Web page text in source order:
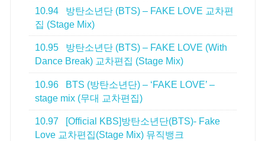
10.94
방탄소년단 (BTS) – FAKE LOVE 교차편
집 (Stage Mix)
10.95
방탄소년단 (BTS) – FAKE LOVE (With
Dance Break) 교차편집 (Stage Mix)
10.96
BTS (방탄소년단) – ‘FAKE LOVE’ –
stage mix (무대 교차편집)
10.97
[Official KBS]방탄소년단(BTS)- Fake
Love 교차편집(Stage Mix) 뮤직뱅크